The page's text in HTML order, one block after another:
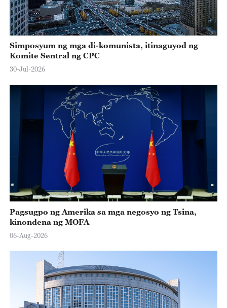
Simposyum ng mga di-komunista, itinaguyod ng
Komite Sentral ng CPC
30-Jul-2026
Pagsugpo ng Amerika sa mga negosyo ng Tsina,
kinondena ng MOFA
06-Aug-2026